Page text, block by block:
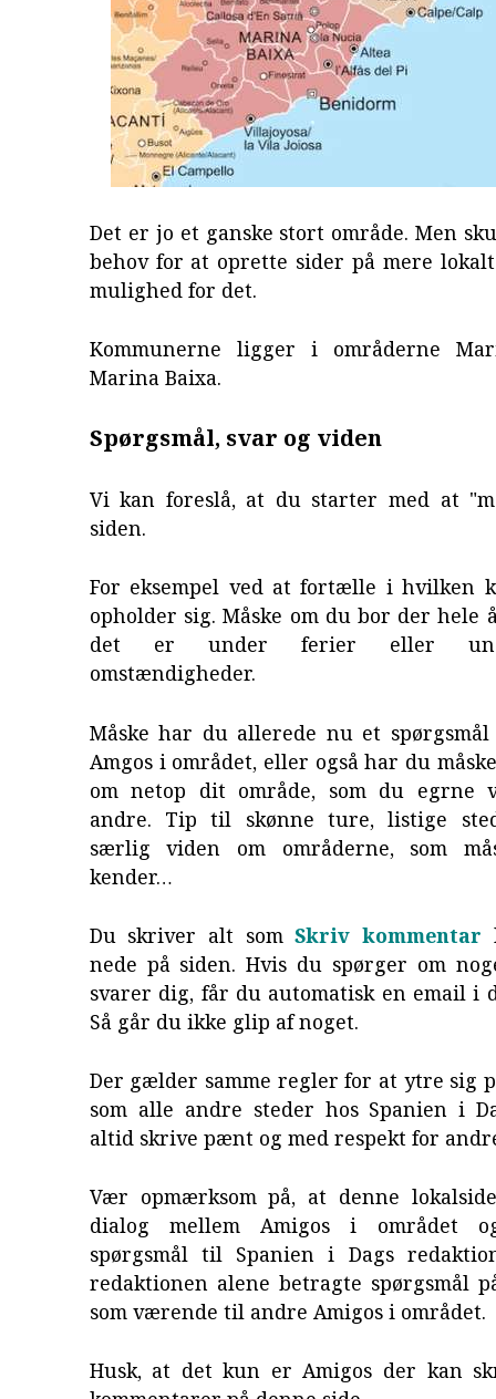
Det er jo et ganske stort område. Men
behov for at oprette sider på mere
mulighed for det.
Kommunerne ligger i områderne
Marina Baixa.
Spørgsmål, svar og viden
Vi kan foreslå, at du starter med at
siden.
For eksempel ved at fortælle i hvilken
opholder sig. Måske om du bor der hele
det er under ferier eller
omstændigheder.
Måske har du allerede nu et
Amgos i området, eller også har du
om netop dit område, som du egrne
andre. Tip til skønne ture, listige
særlig viden om områderne, som
kender…
Du skriver alt somSkriv kommentar
nede på siden. Hvis du spørger om
svarer dig, får du automatisk en email i
Så går du ikke glip af noget.
Der gælder samme regler for at ytre sig
som alle andre steder hos Spanien i
altid skrive pænt og med respekt for
Vær opmærksom på, at denne
dialog mellem Amigos i området
spørgsmål til Spanien i Dags
redaktionen alene betragte spørgsmål
som værende til andre Amigos i området.
Husk, at det kun er Amigos der kan